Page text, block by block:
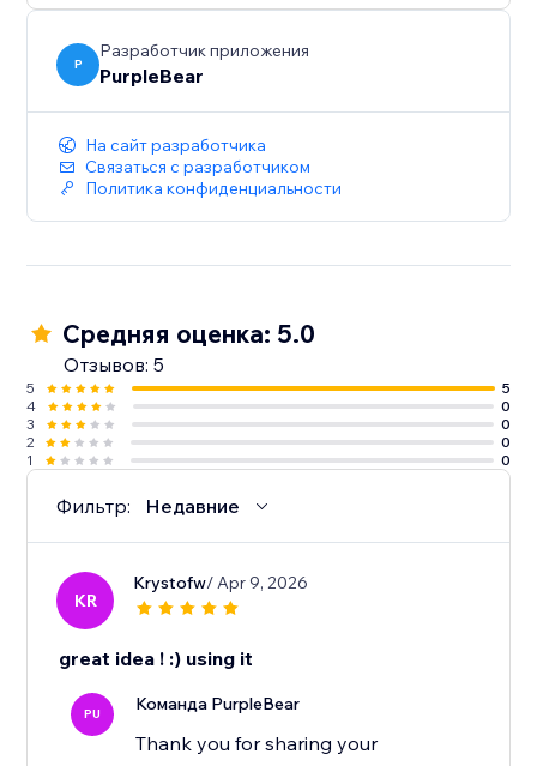
заставить каждую открытую вкладку работать на
благо вашего бизнеса.
P
Разработчик приложения
PurpleBear
На сайт разработчика
Связаться с разработчиком
Политика конфиденциальности
Средняя оценка: 5.0
Отзывов: 5
5
5
4
0
3
0
2
0
1
0
Фильтр: Недавние
KR
Krystofw/ Apr 9, 2026
great idea ! :) using it
PU Команда PurpleBear
Thank you for sharing your